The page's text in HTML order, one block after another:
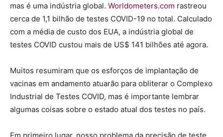
mas é uma indústria global. Worldometers.com rastreou
cerca de 1,1 bilhão de testes COVID-19 no total. Calculado
com a média de custo dos EUA, a indústria global de
testes COVID custou mais de US$ 141 bilhões até agora.
Muitos resumiram que os esforços de implantação de
vacinas em andamento atuarão para obliterar o Complexo
Industrial de Testes COVID, mas é importante lembrar
algumas coisas sobre o estado atual dos testes no país.